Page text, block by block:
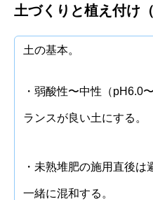
土づくりと植え付け
土の基本。
・弱酸性〜中性（pH6.0
ランスが良い土にする。
・未熟堆肥の施用直後
一緒に混和する。